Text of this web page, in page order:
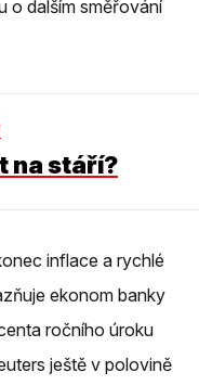
o dalším směřování
na stáří?
inflace a rychlé
ekonom banky
ročního úroku
ještě v polovině